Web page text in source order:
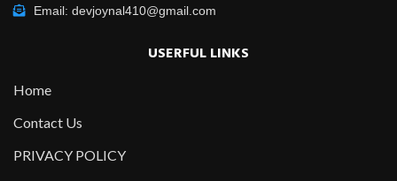
Email: devjoynal410@gmail.com
USERFUL LINKS
Home
Contact Us
PRIVACY POLICY